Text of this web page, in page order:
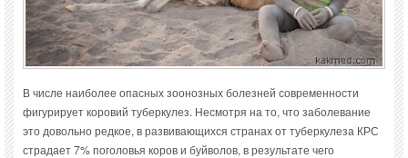
В числе наиболее опасных зоонозных болезней современности
фигурирует коровий туберкулез. Несмотря на то, что заболевание
это довольно редкое, в развивающихся странах от туберкулеза КРС
страдает 7% поголовья коров и буйволов, в результате чего